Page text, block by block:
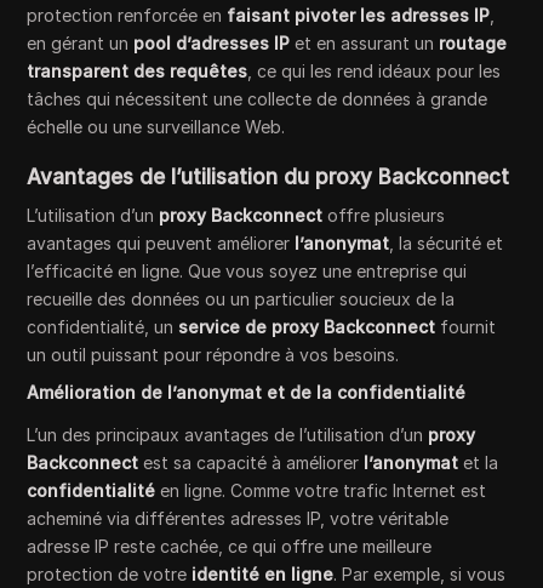
protection renforcée en faisant pivoter les adresses IP
en gérant un pool d’adresses IP et en assurant un routage
transparent des requêtes , ce qui les rend idéaux pour les
tâches qui nécessitent une collecte de données à grande
échelle ou une surveillance Web.
Avantages de l’utilisation du proxy Backconnect
L’utilisation d’un proxy Backconnect offre plusieurs
avantages qui peuvent améliorer l’anonymat , la sécurité et
l’efficacité en ligne. Que vous soyez une entreprise qui
recueille des données ou un particulier soucieux de la
confidentialité, un service de proxy Backconnect fournit
un outil puissant pour répondre à vos besoins.
Amélioration de l’anonymat et de la confidentialité
L’un des principaux avantages de l’utilisation d’un proxy
Backconnect est sa capacité à améliorer l’anonymat et la
confidentialité en ligne. Comme votre trafic Internet est
acheminé via différentes adresses IP, votre véritable
adresse IP reste cachée, ce qui offre une meilleure
protection de votre identité en ligne. Par exemple, si vous